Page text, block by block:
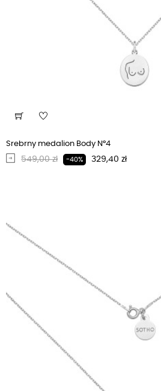
Srebrny medalion Body N°4
Regularna cena
549,00 zł -40% Cena
329,40 zł